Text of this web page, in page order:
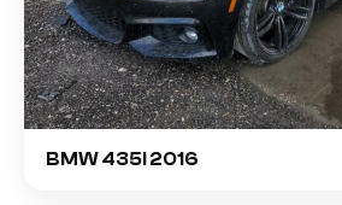
BMW 435I 2016